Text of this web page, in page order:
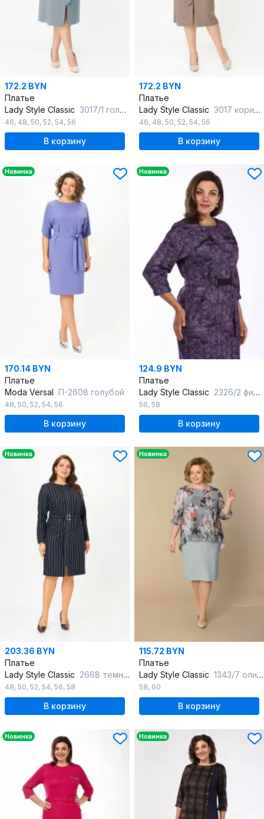
172.2 BYN
Платье
Lady Style Classic 3017/1 голубые-тона
46, 48, 50, 52, 54, 56
В корзину
172.2 BYN
Платье
Lady Style Classic 3017 коричневые-тона
46, 48, 50, 52, 54, 56
В корзину
Новинка
170.14 BYN
Платье
Moda Versal П-2608 голубой
48, 50, 52, 54, 56
В корзину
Новинка
124.9 BYN
Платье
Lady Style Classic 2326/2 фиолетовые-тона
56, 58
В корзину
Новинка
203.36 BYN
Платье
Lady Style Classic 2668 темно-синий
48, 50, 52, 54, 56, 58
В корзину
Новинка
115.72 BYN
Платье
Lady Style Classic 1343/7 оливковый
58, 60
В корзину
Новинка Новинка